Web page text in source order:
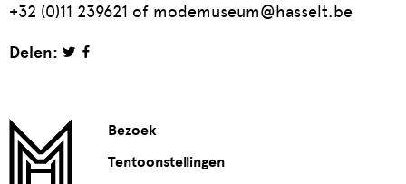
+32 (0)11 239621 of modemuseum@hasselt.be
Delen:
Bezoek
Tentoonstellingen